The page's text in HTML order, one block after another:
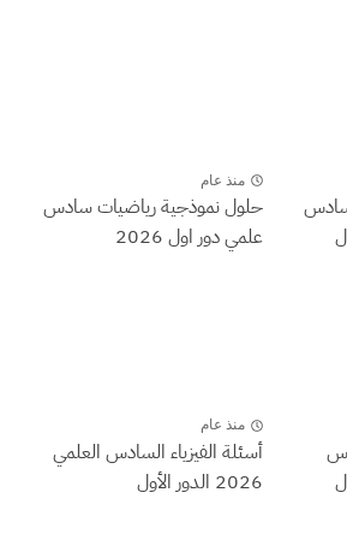
منذ عام
حلول نموذجية رياضيات سادس
علمي دور اول 2026
منذ عام
أسئلة الفيزياء السادس العلمي
2026 الدور الأول